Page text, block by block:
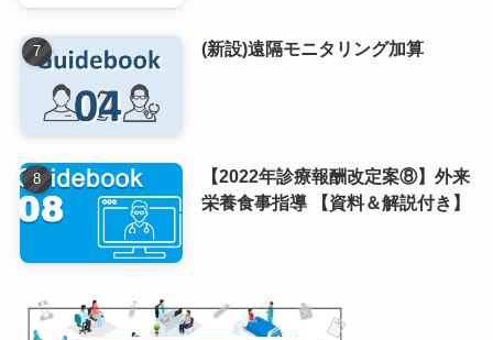
(新設)遠隔モニタリング加算
【2022年診療報酬改定案⑧】外来
栄養食事指導 【資料＆解説付き】